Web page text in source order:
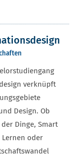
verknüpft
Design. Ob
Dinge, Smart
Lernen oder